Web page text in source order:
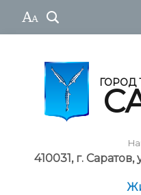
ГОРОД
410031, г.